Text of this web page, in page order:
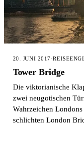
20. JUNI 2017·REISE
Tower Bridge
Die viktorianische
zwei neugotischen
Wahrzeichen
schlichten London